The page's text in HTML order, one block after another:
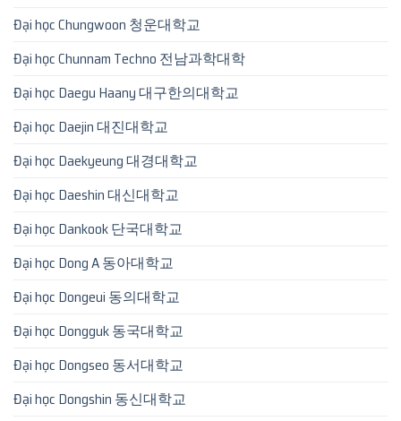
Đại học Chungwoon 청운대학교
Đại học Chunnam Techno 전남과학대학
Đại học Daegu Haany 대구한의대학교
Đại học Daejin 대진대학교
Đại học Daekyeung 대경대학교
Đại học Daeshin 대신대학교
Đại học Dankook 단국대학교
Đại học Dong A 동아대학교
Đại học Dongeui 동의대학교
Đại học Dongguk 동국대학교
Đại học Dongseo 동서대학교
Đại học Dongshin 동신대학교